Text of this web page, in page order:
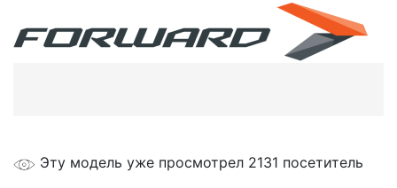
Эту модель уже просмотрел 2131 посетитель